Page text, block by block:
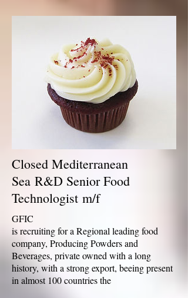
Closed Mediterranean
Sea R&D Senior Food
Technologist m/f
GFIC
is recruiting for a Regional leading food
company, Producing Powders and
Beverages, private owned with a long
history, with a strong export, beeing present
in almost 100 countries the